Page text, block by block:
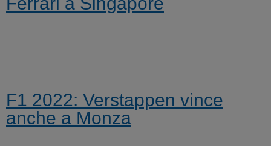
F1 2022: Verstappen vince
anche a Monza